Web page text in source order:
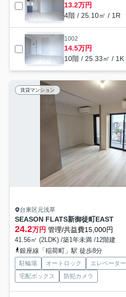
13.2万円
4階 / 25.10㎡ / 1R
1002
14.5万円
10階 / 25.33㎡ / 1K
賃貸マンション
台東区元浅草
SEASON FLATS新御徒町EAST
24.2万円 管理/共益費15,000円
41.56㎡ (2LDK) /築1年未満 /12階建
銀座線「稲荷町」駅 徒歩8分
駐輪場 オートロック エレベーター
宅配ボックス
防犯カメラ